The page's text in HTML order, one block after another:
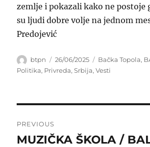
zemlje i pokazali kako ne postoje
su ljudi dobre volje na jednom
Predojević
Author
btpn
Posted
on
26/06/2025 Categories
Bačka Topola,
Politika, Privreda,Srbija,Vesti
navigation
PREVIOUS
Previous
MUZIČKA ŠKOLA /